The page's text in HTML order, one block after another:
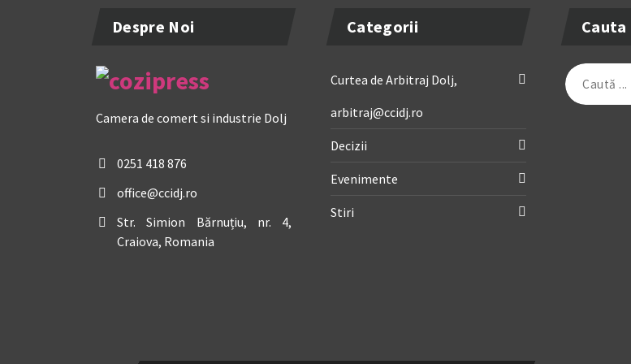
Despre Noi
Camera de comert si industrie Dolj
0251 418 876
office@ccidj.ro
Str. Simion Bărnuțiu, nr. 4,
Craiova, Romania
Categorii
Curtea de Arbitraj Dolj,
arbitraj@ccidj.ro
Decizii
Evenimente
Stiri
Cauta
Caută
după: